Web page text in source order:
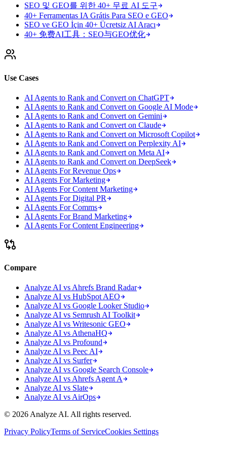
SEO 및 GEO를 위한 40+ 무료 AI 도구
40+ Ferramentas IA Grátis Para SEO e GEO
SEO ve GEO İçin 40+ Ücretsiz AI Aracı
40+ 免费AI工具：SEO与GEO优化
Use Cases
AI Agents to Rank and Convert on ChatGPT
AI Agents to Rank and Convert on Google AI Mode
AI Agents to Rank and Convert on Gemini
AI Agents to Rank and Convert on Claude
AI Agents to Rank and Convert on Microsoft Copilot
AI Agents to Rank and Convert on Perplexity AI
AI Agents to Rank and Convert on Meta AI
AI Agents to Rank and Convert on DeepSeek
AI Agents For Revenue Ops
AI Agents For Marketing
AI Agents For Content Marketing
AI Agents For Digital PR
AI Agents For Comms
AI Agents For Brand Marketing
AI Agents For Content Engineering
Compare
Analyze AI vs Ahrefs Brand Radar
Analyze AI vs HubSpot AEO
Analyze AI vs Google Looker Studio
Analyze AI vs Semrush AI Toolkit
Analyze AI vs Writesonic GEO
Analyze AI vs AthenaHQ
Analyze AI vs Profound
Analyze AI vs Peec AI
Analyze AI vs Surfer
Analyze AI vs Google Search Console
Analyze AI vs Ahrefs Agent A
Analyze AI vs Slate
Analyze AI vs AirOps
© 2026 Analyze AI. All rights reserved.
Privacy PolicyTerms of ServiceCookies Settings